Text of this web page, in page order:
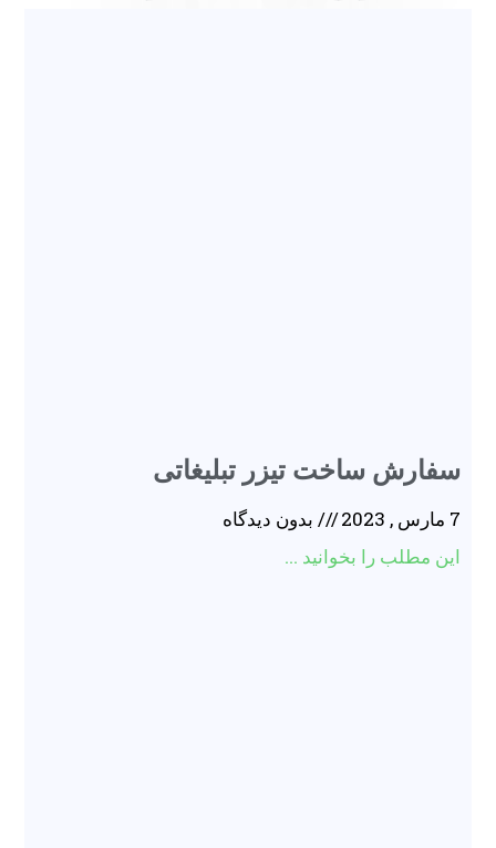
سفارش ساخت تیزر تبلیغاتی
7 مارس , 2023 بدون دیدگاه
این مطلب را بخوانید ...